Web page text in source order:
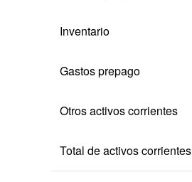
Inventario
Gastos prepago
Otros activos corrientes
Total de activos corrientes